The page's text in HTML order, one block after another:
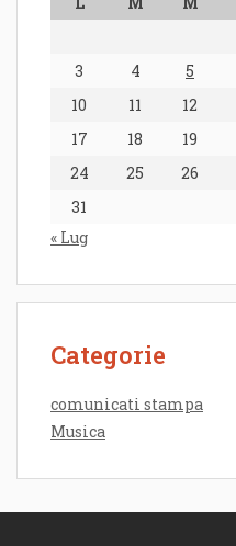
3
4 5
10
11 12
17
18 19
24
25 26
31
« Lug
Categorie
comunicati stampa
Musica